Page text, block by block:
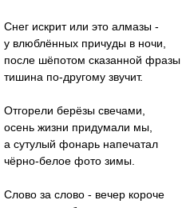
Снег искрит или это алмазы -
у влюблённых причуды в ночи,
после шёпотом сказанной фразы
тишина по-другому звучит.
Отгорели берёзы свечами,
осень жизни придумали мы,
а сутулый фонарь напечатал
чёрно-белое фото зимы.
Слово за слово - вечер короче